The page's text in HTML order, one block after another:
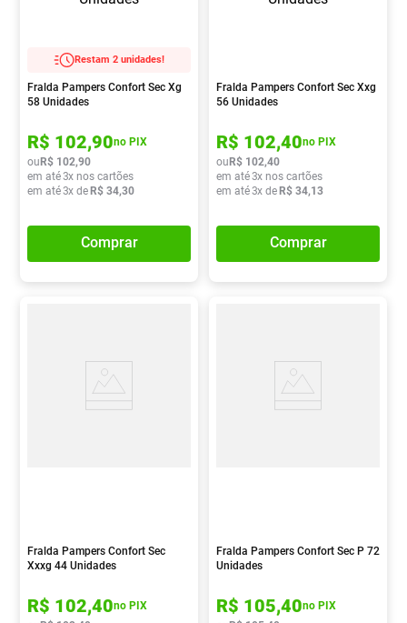
Restam 2 unidades!
Fralda Pampers Confort Sec Xg
58 Unidades
R$ 102,90no PIX
ouR$ 102,90
em até3x nos cartões
em até3x deR$ 34,30
Comprar
Fralda Pampers Confort Sec Xxg
56 Unidades
R$ 102,40no PIX
ouR$ 102,40
em até3x nos cartões
em até3x deR$ 34,13
Comprar
Fralda Pampers Confort Sec
Xxxg 44 Unidades
R$ 102,40no PIX
Fralda Pampers Confort Sec P 72
Unidades
R$ 105,40no PIX